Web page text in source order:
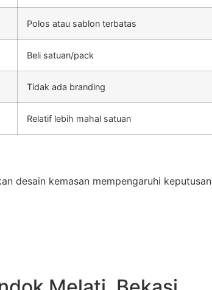
Polos atau sablon terbatas
Beli satuan/pack
Tidak ada branding
Relatif lebih mahal satuan
desain kemasan mempengaruhi keputusan